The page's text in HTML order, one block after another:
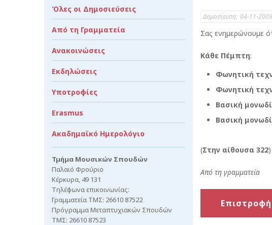
Δημοσίευση: 04-11-
Σας ενημερώνουμε
Κάθε Πέμπτη:
Φωνητική
Φωνητική
Βασική
Βασική
(Στην αίθουσα 322)
Από τη γραμματεία
Επιστροφή
Όλες οι Δημοσιεύσεις
Από τη Γραμματεία
Ανακοινώσεις
Εκδηλώσεις
Υποτροφίες
Erasmus
Ακαδημαϊκό Ημερολόγιο
Τμήμα Μουσικών Σπουδών
Παλαιό Φρούριο
Κέρκυρα, 49 131
Τηλέφωνα επικοινωνίας:
Γραμματεία ΤΜΣ: 26610 87522
Πρόγραμμα Μεταπτυχιακών Σπουδών
ΤΜΣ: 26610 87523